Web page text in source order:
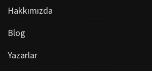
Hakkımızda
Blog
Yazarlar